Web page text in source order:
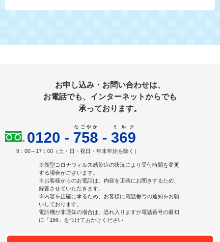
お申し込み・お問い合わせは、
お電話でも、インターネットからでも
承っております。
0120 - 758
なごやか
- 369
ミルク
9：00～17：00（土・日・祝日・年末年始を除く）
※新型コロナウィルス感染症の状況により受付時間を変更
する場合がございます。
※お客様からのお電話は、内容を正確にお聞きするため、
録音させていただきます。
※内容を正確に承るため、お客様に電話番号の通知をお願
いしております。
電話機が非通知の場合は、恐れ入りますが電話番号の最初
に「186」をつけておかけください